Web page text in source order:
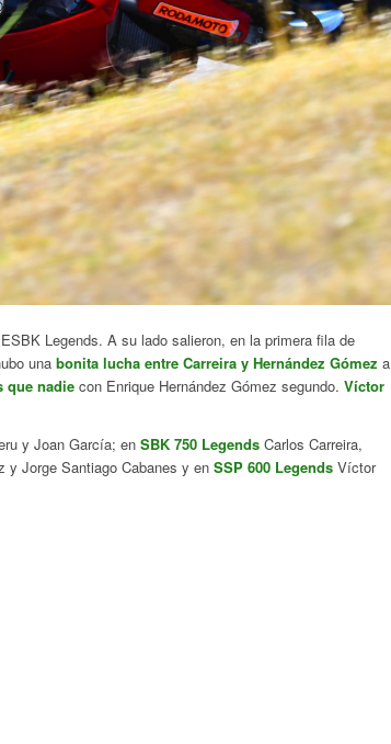
Legends. A su lado salieron, en la primera fila de
una bonita lucha entre Carreira y Hernández Gómez a
que nadie con Enrique Hernández Gómez segundo. Víctor
y Joan García; en SBK 750 Legends Carlos Carreira,
y Jorge Santiago Cabanes y en SSP 600 Legends Víctor